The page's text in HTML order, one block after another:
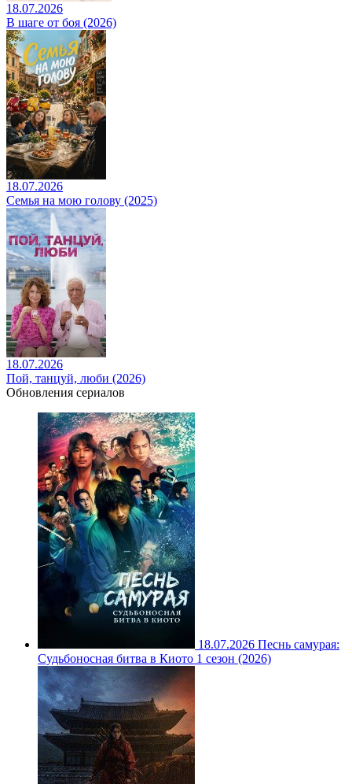
18.07.2026
В шаге от боя (2026)
18.07.2026
Семья на мою голову (2025)
18.07.2026
Пой, танцуй, люби (2026)
Обновления сериалов
18.07.2026 Песнь самурая:
Судьбоносная битва в Киото 1 сезон (2026)